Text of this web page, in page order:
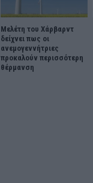
Μελέτη του Χάρβαρντ
δείχνει πως οι
ανεμογεννήτριες
προκαλούν περισσότερη
θέρμανση